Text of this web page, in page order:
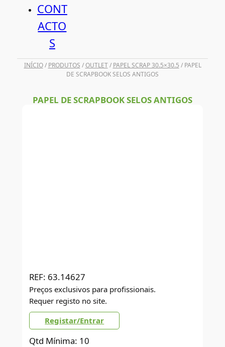
CONT
ACTO
S
INÍCIO/ PRODUTOS /OUTLET/ PAPEL SCRAP 30.5×30.5 / PAPEL
DE SCRAPBOOK SELOS ANTIGOS
PAPEL DE SCRAPBOOK SELOS ANTIGOS
REF: 63.14627
Preços exclusivos para profissionais.
Requer registo no site.
Registar/Entrar
Qtd Mínima: 10